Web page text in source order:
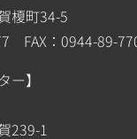
榎町34-5
FAX：0944-89-
ー】
239-1